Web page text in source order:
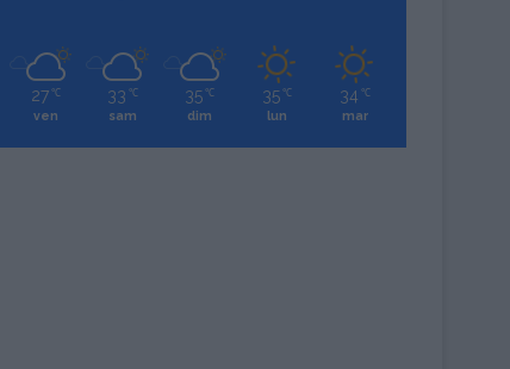
27 ℃
ven
33 ℃
sam
35 ℃
dim
35 ℃
lun
34 ℃
mar